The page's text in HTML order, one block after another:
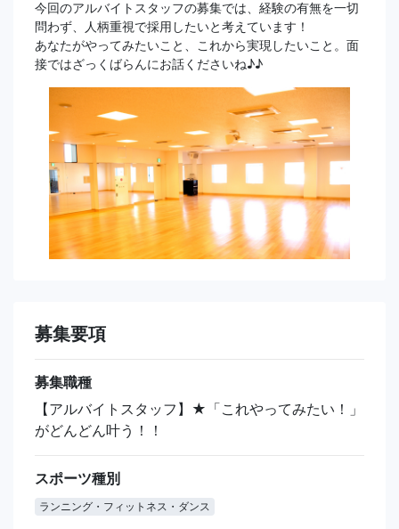
今回のアルバイトスタッフの募集では、経験の有無を一切
問わず、人柄重視で採用したいと考えています！
あなたがやってみたいこと、これから実現したいこと。面
接ではざっくばらんにお話くださいね♪♪
募集要項
募集職種
【アルバイトスタッフ】★「これやってみたい！」
がどんどん叶う！！
スポーツ種別
ランニング・フィットネス・ダンス